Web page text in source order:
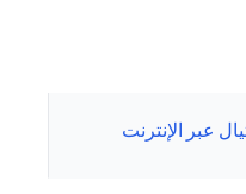
عبر الإنترنت